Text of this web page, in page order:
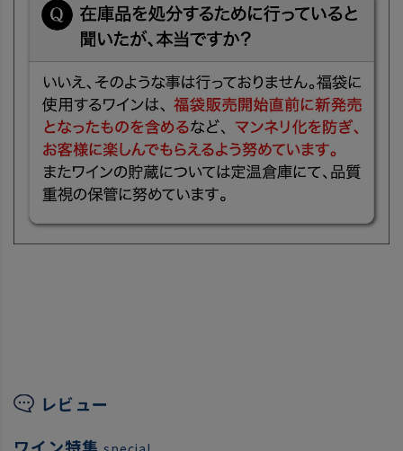
レビュー